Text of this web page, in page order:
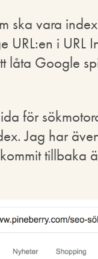
ska vara
URL:en i URL
låta Google
för
Jag har
tillbaka